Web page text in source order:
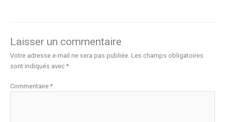
Laisser un commentaire
Votre adresse e-mail ne sera pas publiée. Les champs obligatoires
sont indiqués avec *
Commentaire *